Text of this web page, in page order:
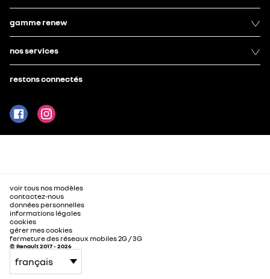
gamme renew
nos services
restons connectés
voir tous nos modèles
contactez-nous
données personnelles
informations légales
cookies
gérer mes cookies
fermeture des réseaux mobiles 2G / 3G
© Renault 2017 - 2026